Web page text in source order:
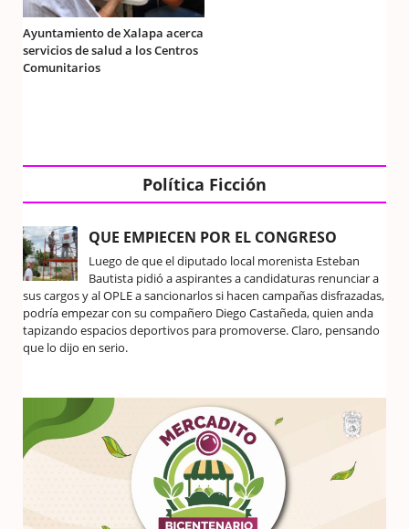
Ayuntamiento de Xalapa acerca
servicios de salud a los Centros
Comunitarios
Política Ficción
QUE EMPIECEN POR EL CONGRESO
Luego de que el diputado local morenista Esteban
Bautista pidió a aspirantes a candidaturas renunciar a
sus cargos y al OPLE a sancionarlos si hacen campañas disfrazadas,
podría empezar con su compañero Diego Castañeda, quien anda
tapizando espacios deportivos para promoverse. Claro, pensando
que lo dijo en serio.